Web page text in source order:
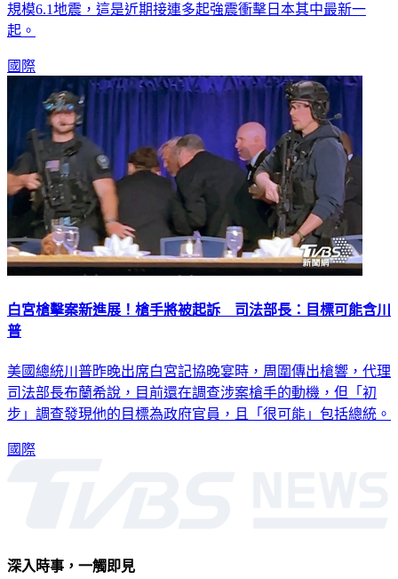
規模6.1地震，這是近期接連多起強震衝擊日本其中最新一
起。
國際
白宮槍擊案新進展！槍手將被起訴 司法部長：目標可能含川
普
美國總統川普昨晚出席白宮記協晚宴時，周圍傳出槍響，代理
司法部長布蘭希說，目前還在調查涉案槍手的動機，但「初
步」調查發現他的目標為政府官員，且「很可能」包括總統。
國際
深入時事，一觸即見